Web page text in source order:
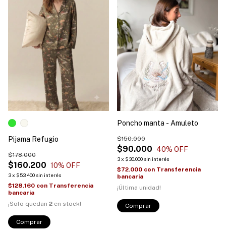
Pijama Refugio
$160.200
$178.000
10% OFF
3x $53.400 sin interés
$128.160 con Transferencia
bancaria
¡Solo quedan 2 en stock!
Comprar
Poncho manta - Amuleto
$90.000
$150.000
40% OFF
3x $30.000 sin interés
$72.000 con Transferencia
bancaria
¡Última unidad!
Comprar